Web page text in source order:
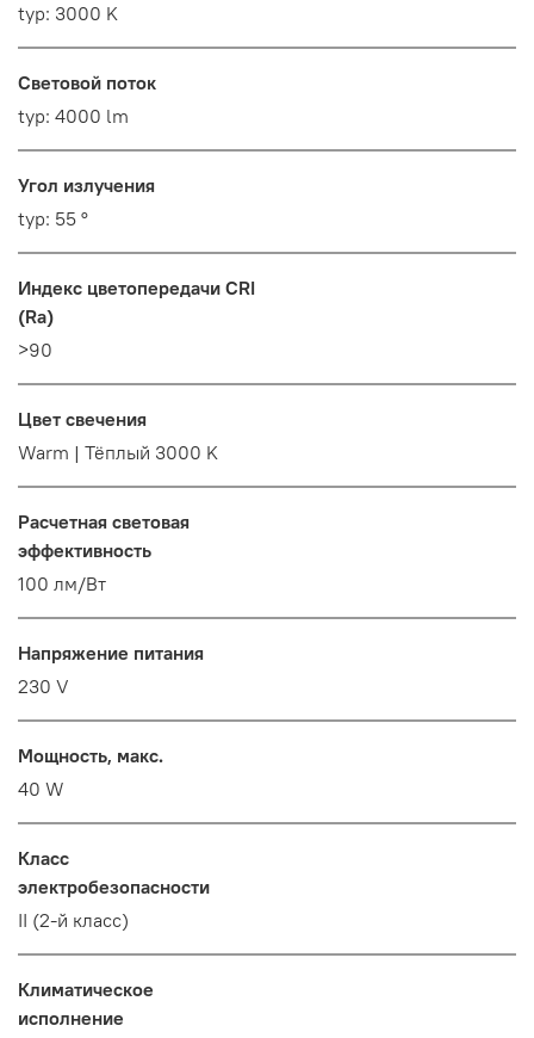
typ: 3000 K
Световой поток
typ: 4000 lm
Угол излучения
typ: 55 °
Индекс цветопередачи CRI
(Ra)
>90
Цвет свечения
Warm | Тёплый 3000 K
Расчетная световая
эффективность
100 лм/Вт
Напряжение питания
230 V
Мощность, макс.
40 W
Класс
электробезопасности
II (2-й класс)
Климатическое
исполнение